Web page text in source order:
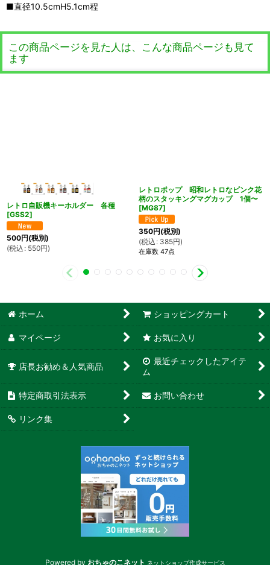
■直径10.5cmH5.1cm程
この商品ページを見た人は、こんな商品ページも見て
ます
レトロ自販機キーホルダー 各種
[GSS2]
500円(税別)
(税込 : 550円)
レトロポップ 昭和レトロなピンク花
柄のスタッキングマグカップ 1個〜
[MG87]
350円(税別)
(税込 : 385円)
在庫数 47点
ホーム ショッピングカート
マイページ お気に入り
店長お勧め＆人気商品
最近チェックしたアイテ
ム
特定商取引法表示 お問い合わせ
リンク集
Powered by おちゃのこネット ネットショップ作成サービス